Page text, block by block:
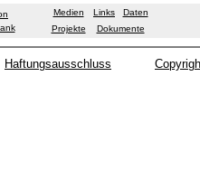
Medien Links
Daten
Projekte
Dokumente
Haftungsausschluss